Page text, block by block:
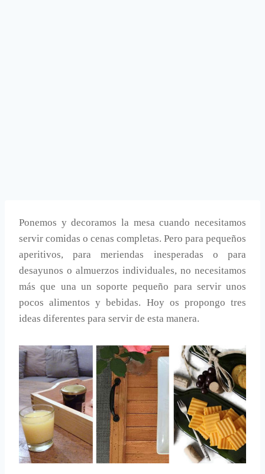
Ponemos y decoramos la mesa cuando necesitamos
servir comidas o cenas completas. Pero para pequeños
aperitivos, para meriendas inesperadas o para
desayunos o almuerzos individuales, no necesitamos
más que una un soporte pequeño para servir unos
pocos alimentos y bebidas. Hoy os propongo tres
ideas diferentes para servir de esta manera.